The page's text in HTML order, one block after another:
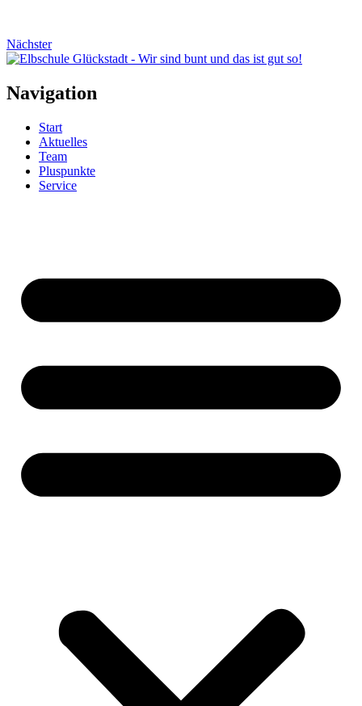
Nächster
Navigation
Start
Aktuelles
Team
Pluspunkte
Service